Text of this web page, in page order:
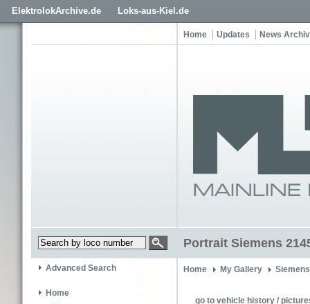
ElektrolokArchive.de Loks-aus-Kiel.de
Home Updates News
Portrait Siemens
Advanced Search
Home
Home My Gallery
go to vehicle history /